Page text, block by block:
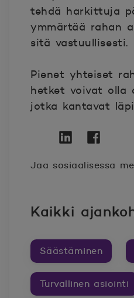
tehdä harkittuja
ymmärtää rahan
sitä vastuullisesti.
Pienet yhteiset
hetket voivat olla
jotka kantavat
Jaa sosiaalisessa
Kaikki
Säästäminen
Turvallinen asiointi